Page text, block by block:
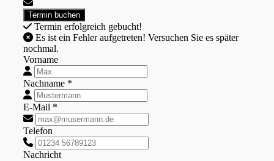
Termin erfolgreich gebucht!
nochmal.
Vorname
Nachname *
E-Mail *
Telefon
Nachricht